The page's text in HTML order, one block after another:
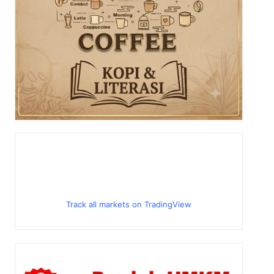
Track all markets on TradingView